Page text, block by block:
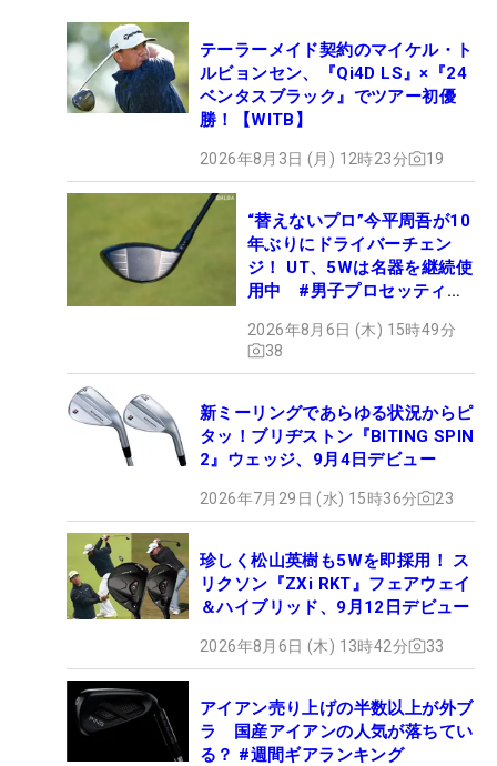
テーラーメイド契約のマイケル・ト
ルビョンセン、『Qi4D LS』×『24
ベンタスブラック』でツアー初優
勝！【WITB】
2026年8月3日 (月) 12時23分 19
“替えないプロ”今平周吾が10
年ぶりにドライバーチェン
ジ！ UT、5Wは名器を継続使
用中 #男子プロセッティン
2026年8月6日 (木) 15時49分
38
新ミーリングであらゆる状況からピ
タッ！ブリヂストン『BITING SPIN
2』ウェッジ、9月4日デビュー
2026年7月29日 (水) 15時36分 23
珍しく松山英樹も5Wを即採用！ ス
リクソン『ZXi RKT』フェアウェイ
＆ハイブリッド、9月12日デビュー
2026年8月6日 (木) 13時42分 33
アイアン売り上げの半数以上が外ブ
ラ 国産アイアンの人気が落ちてい
る？ #週間ギアランキング